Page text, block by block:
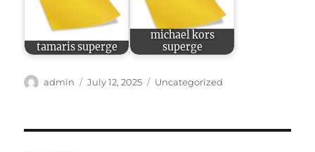
tamaris superge
michael kors
superge
Author
admin
Posted
July 12, 2025 Categories
Uncategorized